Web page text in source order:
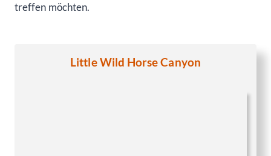
treffen möchten.
Little Wild Horse Canyon